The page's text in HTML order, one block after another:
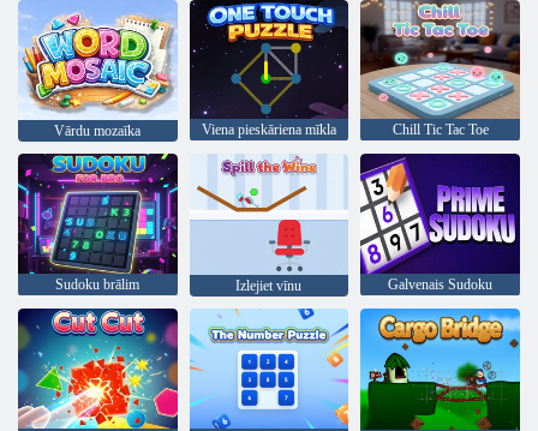
Vārdu mozaīka Viena pieskāriena mīkla Chill Tic Tac Toe
Sudoku brālim Izlejiet vīnu Galvenais Sudoku